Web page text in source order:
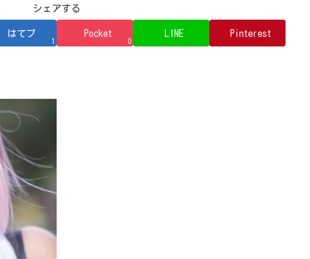
シェアする
はてブ
1
Pocket
0
LINE Pinterest